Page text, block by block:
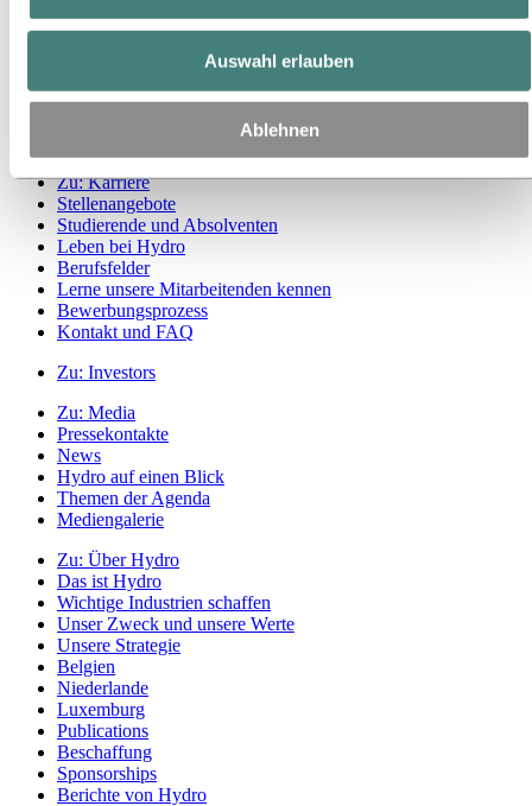
Auswahl erlauben
Ablehnen
Zu:Nachhaltigkeit
Roadmap zur Klimaneutralität
Tätigkeit im brasilianischen Amazonasgebiet
Ansprechpartner für Nachhaltigkeit
Zu:Karriere
Stellenangebote
Studierende und Absolventen
Leben bei Hydro
Berufsfelder
Lerne unsere Mitarbeitenden kennen
Bewerbungsprozess
Kontakt und FAQ
Zu: Investors
Zu: Media
Pressekontakte
News
Hydro auf einen Blick
Themen der Agenda
Mediengalerie
Zu: Über Hydro
Das ist Hydro
Wichtige Industrien schaffen
Unser Zweck und unsere Werte
Unsere Strategie
Belgien
Niederlande
Luxemburg
Publications
Beschaffung
Sponsorships
Berichte von Hydro